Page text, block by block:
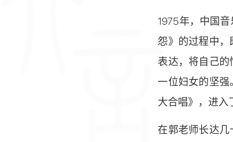
1975年，中国
怨》的过程中
表达，将自己
一位妇女的坚
大合唱》，进入
在郭老师长达